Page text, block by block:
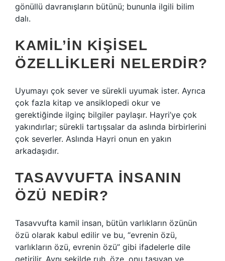
gönüllü davranışların bütünü; bununla ilgili bilim
dalı.
KAMIL’IN KIŞISEL
ÖZELLIKLERI NELERDIR?
Uyumayı çok sever ve sürekli uyumak ister. Ayrıca
çok fazla kitap ve ansiklopedi okur ve
gerektiğinde ilginç bilgiler paylaşır. Hayri’ye çok
yakındırlar; sürekli tartışsalar da aslında birbirlerini
çok severler. Aslında Hayri onun en yakın
arkadaşıdır.
TASAVVUFTA INSANIN
ÖZÜ NEDIR?
Tasavvufta kamil insan, bütün varlıkların özünün
özü olarak kabul edilir ve bu, “evrenin özü,
varlıkların özü, evrenin özü” gibi ifadelerle dile
getirilir. Aynı şekilde ruh, öze, onu taşıyan ve